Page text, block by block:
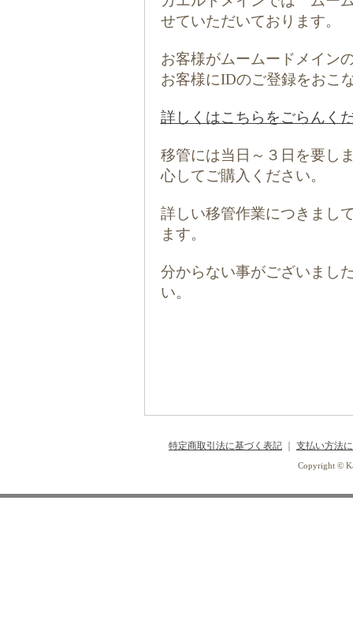
せていただいております。
お客様がムームードメイン
お客様にIDのご登録をおこ
詳しくはこちらをごらんく
移管には当日～３日を要し
心してご購入ください。
詳しい移管作業につきまし
ます。
分からない事がございまし
い。
特定商取引法に基づく表記 支払い方法
Copyright ©